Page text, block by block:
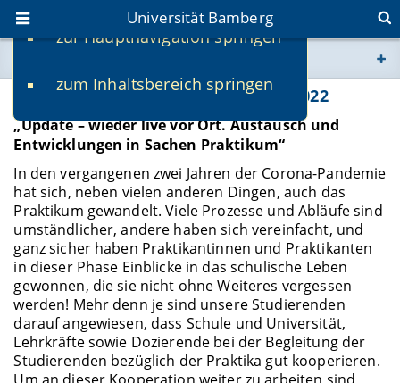
zur Hauptnavigation springen
zum Inhaltsbereich springen
Universität Bamberg
www.uni-bamberg.de
univis.uni-bamberg.de
fis.uni-bamberg.de
3. Tag des Praktikums am 21. Juni 2022
„Update – wieder live vor Ort. Austausch und
Entwicklungen in Sachen Praktikum“
In den vergangenen zwei Jahren der Corona-Pandemie
hat sich, neben vielen anderen Dingen, auch das
Praktikum gewandelt. Viele Prozesse und Abläufe sind
umständlicher, andere haben sich vereinfacht, und
ganz sicher haben Praktikantinnen und Praktikanten
in dieser Phase Einblicke in das schulische Leben
gewonnen, die sie nicht ohne Weiteres vergessen
werden! Mehr denn je sind unsere Studierenden
darauf angewiesen, dass Schule und Universität,
Lehrkräfte sowie Dozierende bei der Begleitung der
Studierenden bezüglich der Praktika gut kooperieren.
Um an dieser Kooperation weiter zu arbeiten sind